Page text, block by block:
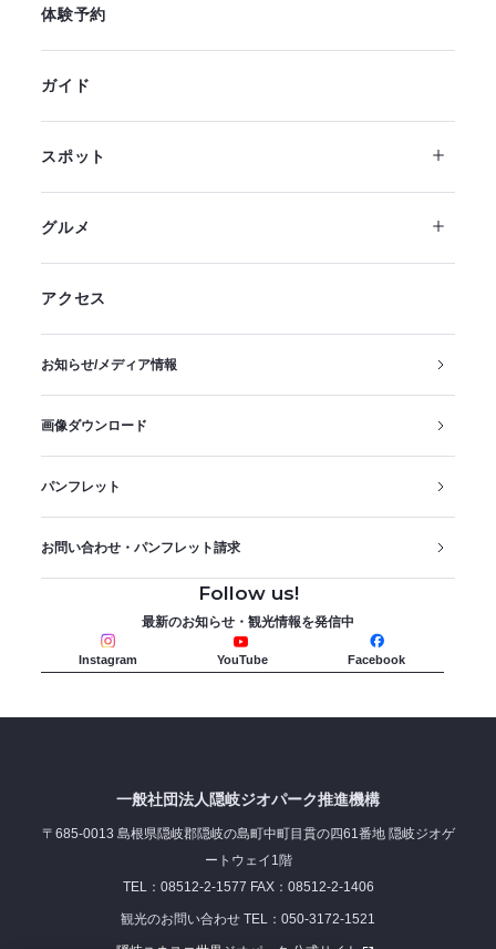
体験予約
ガイド
スポット
グルメ
アクセス
お知らせ/メディア情報
画像ダウンロード
パンフレット
お問い合わせ・パンフレット請求
Follow us!
最新のお知らせ・観光情報を発信中
Instagram YouTube Facebook
一般社団法人隠岐ジオパーク推進機構
〒685-0013 島根県隠岐郡隠岐の島町中町目貫の四61番地 隠岐ジオゲ
ートウェイ1階
TEL：08512-2-1577 FAX：08512-2-1406
観光のお問い合わせ TEL：050-3172-1521